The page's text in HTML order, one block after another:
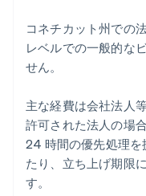
コネチカット州での
レベルでの一般的な
せん。
主な経費は会社法人
許可された法人の場
24 時間の優先処理を
たり、立ち上げ期限
す。